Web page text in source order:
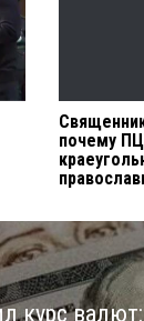
почему
курс